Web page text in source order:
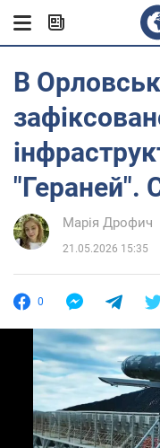
В
"Гераней".
Марія Дрофич
21.05.2026 15:35
0